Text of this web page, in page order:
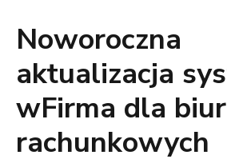
Noworoczna
aktualizacja
wFirma dla biur
rachunkowych